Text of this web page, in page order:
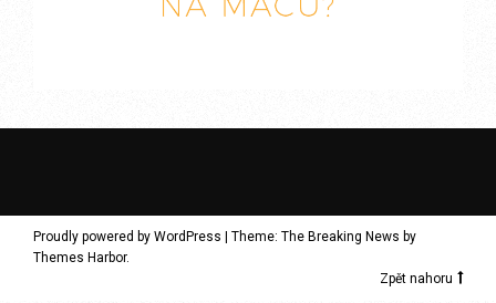
Proudly powered by WordPress | Theme: The Breaking News by
Themes Harbor.
Zpět nahoru